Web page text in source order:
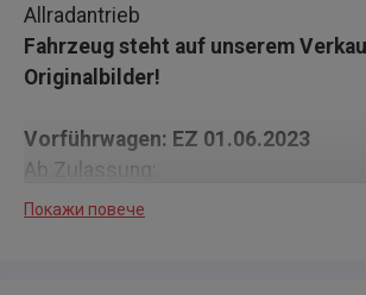
Allradantrieb
Fahrzeug steht auf unserem
Originalbilder!
Vorführwagen: EZ 01.06.2023
Ab Zulassung:
36 Monate(maximal bis 100.000 km)
Покажи повече